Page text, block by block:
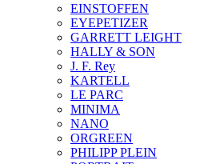
EINSTOFFEN
EYEPETIZER
GARRETT LEIGHT
HALLY & SON
J. F. Rey
KARTELL
LE PARC
MINIMA
NANO
ORGREEN
PHILIPP PLEIN